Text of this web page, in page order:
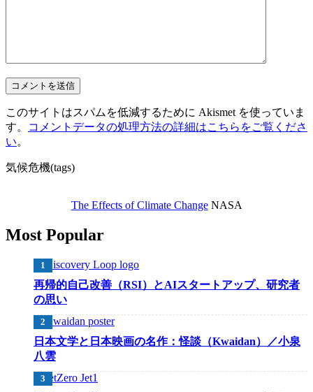
このサイトはスパムを低減するために Akismet を使っていま
す。
コメントデータの処理方法の詳細はこちらをご覧くださ
い。
気候危機(tags)
The Effects of Climate ChangeNASA
Most Popular
再帰的自己改善（RSI）とAIスタートアップ、研究者
の思い
日本文学と日本映画の名作：怪談（Kwaidan）／小泉
八雲